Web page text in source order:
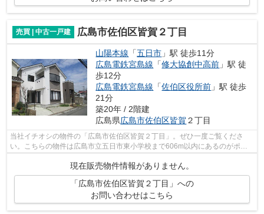
売買 | 中古一戸建 広島市佐伯区皆賀２丁目
山陽本線 「五日市 」駅 徒歩11分
広島電鉄宮島線 「修大協創中高前 」駅 徒
歩12分
広島電鉄宮島線 「佐伯区役所前 」駅 徒歩
21分
築20年 / 2階建
広島県広島市佐伯区皆賀 ２丁目
当社イチオシの物件の「広島市佐伯区皆賀２丁目」。ぜひ一度ご覧くださ
い。こちらの物件は広島市立五日市東小学校まで606m以内にあるのがポイ
現在販売物件情報がありません。
「広島市佐伯区皆賀２丁目」への
お問い合わせはこちら